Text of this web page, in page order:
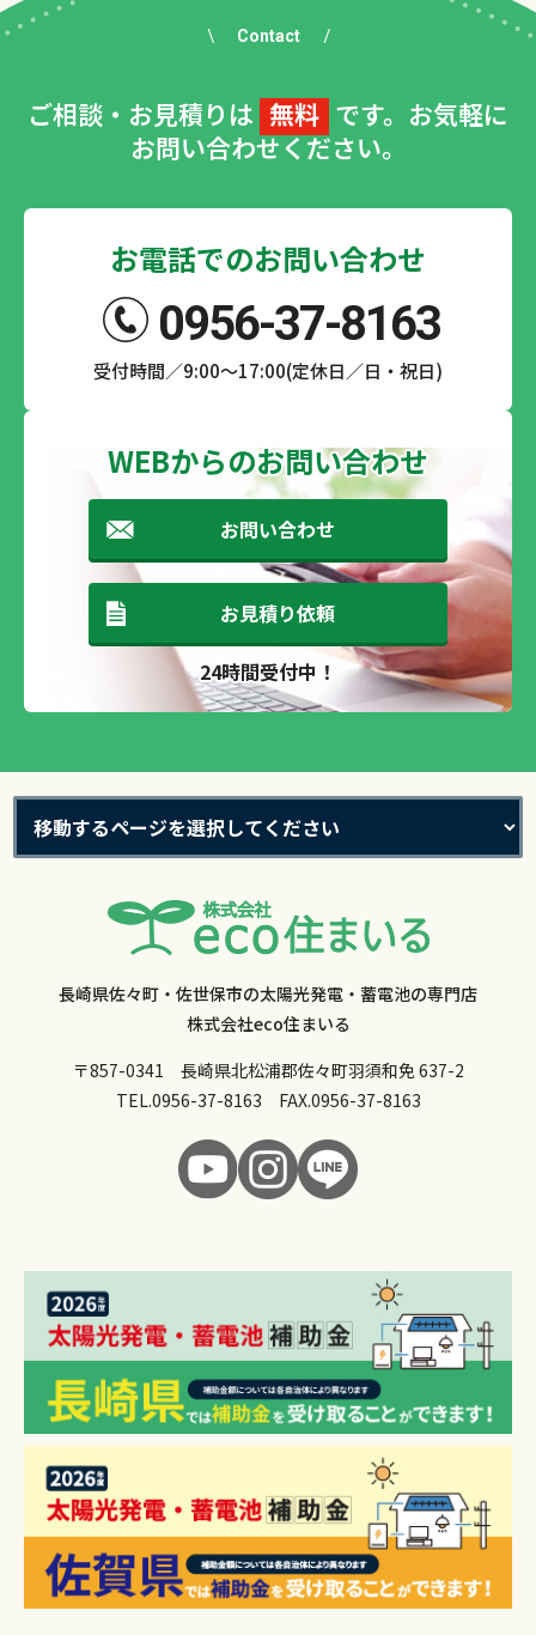
Contact
ご相談・お見積りは 無料 です。お気軽に
お問い合わせください。
お電話でのお問い合わせ
0956-37-8163
受付時間／9:00～17:00(定休日／日・祝日)
WEBからのお問い合わせ
お問い合わせ
お見積り依頼
24時間受付中！
長崎県佐々町・佐世保市の太陽光発電・蓄電池の専門店
株式会社eco住まいる
〒857-0341 長崎県北松浦郡佐々町羽須和免 637-2
TEL.0956-37-8163 FAX.0956-37-8163